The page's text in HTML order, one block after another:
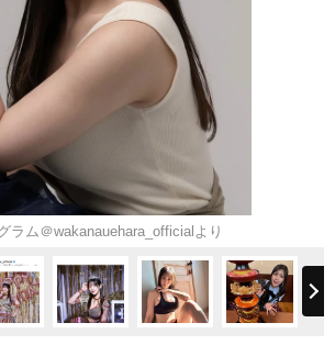
ラム＠wakanauehara_officialより